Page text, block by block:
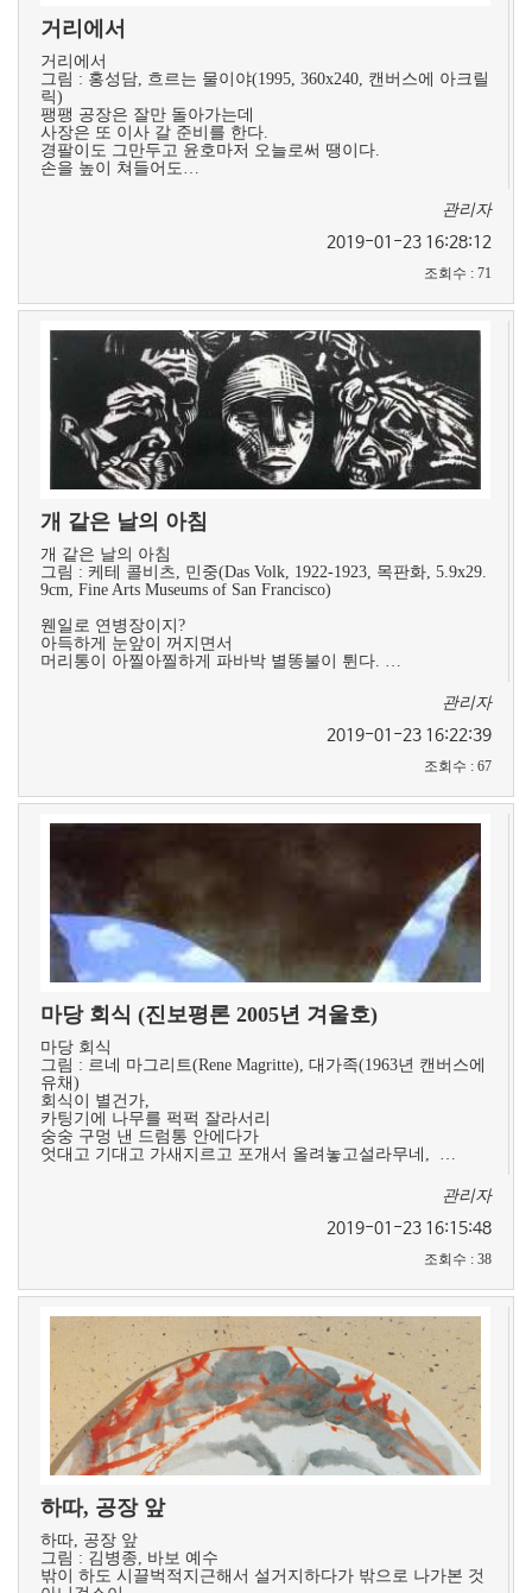
거리에서
거리에서
그림 : 홍성담, 흐르는 물이야(1995, 360x240, 캔버스에 아크릴
릭)
팽팽 공장은 잘만 돌아가는데
사장은 또 이사 갈 준비를 한다.
경팔이도 그만두고 윤호마저 오늘로써 땡이다.
손을 높이 쳐들어도…
관리자
2019-01-23 16:28:12
조회수 : 71
개 같은 날의 아침
개 같은 날의 아침
그림 : 케테 콜비츠, 민중(Das Volk, 1922-1923, 목판화, 5.9x29.
9cm, Fine Arts Museums of San Francisco)
웬일로 연병장이지?
아득하게 눈앞이 꺼지면서
머리통이 아찔아찔하게 파바박 별똥불이 튄다. …
관리자
2019-01-23 16:22:39
조회수 : 67
마당 회식 (진보평론 2005년 겨울호)
마당 회식
그림 : 르네 마그리트(Rene Magritte), 대가족(1963년 캔버스에
유채)
회식이 별건가,
카팅기에 나무를 퍽퍽 잘라서리
숭숭 구멍 낸 드럼통 안에다가
엇대고 기대고 가새지르고 포개서 올려놓고설라무네, …
관리자
2019-01-23 16:15:48
조회수 : 38
하따, 공장 앞
하따, 공장 앞
그림 : 김병종, 바보 예수
밖이 하도 시끌벅적지근해서 설거지하다가 밖으로 나가본 것